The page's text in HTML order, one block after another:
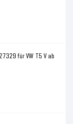
für VW T5 V ab